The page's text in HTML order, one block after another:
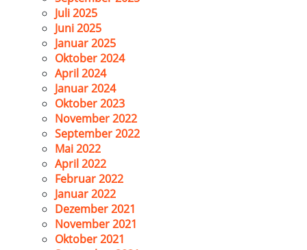
Juli 2025
Juni 2025
Januar 2025
Oktober 2024
April 2024
Januar 2024
Oktober 2023
November 2022
September 2022
Mai 2022
April 2022
Februar 2022
Januar 2022
Dezember 2021
November 2021
Oktober 2021